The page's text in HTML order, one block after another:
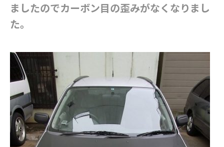
ましたのでカーボン目の歪みがなくなりまし
た。